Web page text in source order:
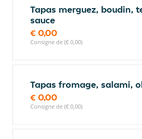
Tapas merguez, boudin,
sauce
€ 0,00
Consigne de (€ 0,00)
Tapas fromage, salami,
€ 0,00
Consigne de (€ 0,00)